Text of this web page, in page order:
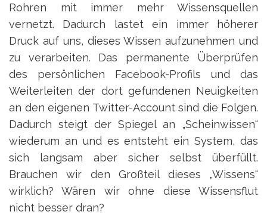
Rohren mit immer mehr Wissensquellen
vernetzt. Dadurch lastet ein immer höherer
Druck auf uns, dieses Wissen aufzunehmen und
zu verarbeiten. Das permanente Überprüfen
des persönlichen Facebook-Profils und das
Weiterleiten der dort gefundenen Neuigkeiten
an den eigenen Twitter-Account sind die Folgen.
Dadurch steigt der Spiegel an „Scheinwissen“
wiederum an und es entsteht ein System, das
sich langsam aber sicher selbst überfüllt.
Brauchen wir den Großteil dieses „Wissens“
wirklich? Wären wir ohne diese Wissensflut
nicht besser dran?